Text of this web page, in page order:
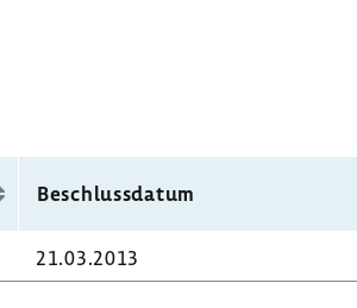
Beschluss­datum
21.03.2013